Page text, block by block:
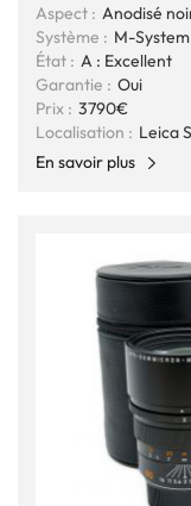
Aspect : Anodisé
Système : M-System
État : A : Excellent
Garantie : Oui
Prix : 3790€
Localisation : Leica
En savoir plus